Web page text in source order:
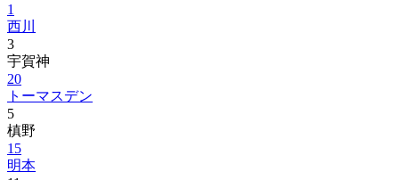
1
西川
3
宇賀神
20
トーマスデン
5
槙野
15
明本